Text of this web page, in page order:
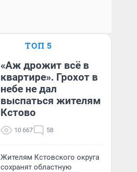
ТОП 5
«Аж дрожит всё в
квартире». Грохот в
небе не дал
выспаться жителям
Кстово
10 667 58
Жителям Кстовского округа
сохранят областную